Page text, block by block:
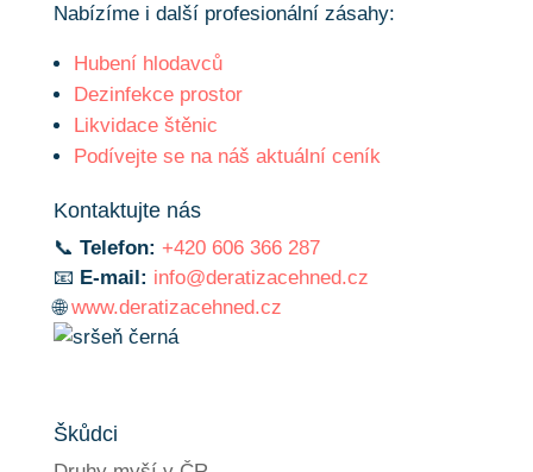
Nabízíme i další profesionální zásahy:
Hubení hlodavců
Dezinfekce prostor
Likvidace štěnic
Podívejte se na náš aktuální ceník
Kontaktujte nás
📞 Telefon: +420 606 366 287
📧 E-mail: info@deratizacehned.cz
🌐www.deratizacehned.cz
Škůdci